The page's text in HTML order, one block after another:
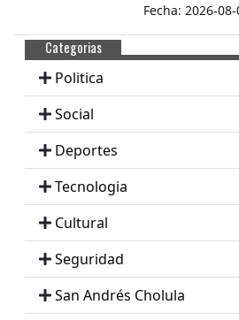
Fecha: 2026-
Categorias
Politica
Social
Deportes
Tecnologia
Cultural
Seguridad
San Andrés Cholula